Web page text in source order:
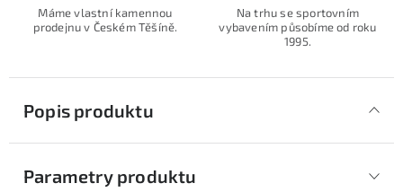
Máme vlastní kamennou
prodejnu v Českém Těšíně.
Na trhu se sportovním
vybavením působíme od roku
1995.
Popis produktu
Parametry produktu